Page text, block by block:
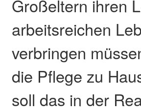
Großeltern ihren
arbeitsreichen
verbringen
die Pflege zu
soll das in der